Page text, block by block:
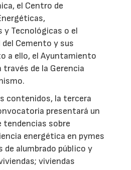
el Centro de
y Tecnológicas o el
Cemento y sus
a ello, el Ayuntamiento
través de la Gerencia
contenidos, la tercera
presentará un
tendencias sobre
energética en pymes
de alumbrado público y
viviendas